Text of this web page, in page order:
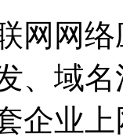
网网
、域
企业